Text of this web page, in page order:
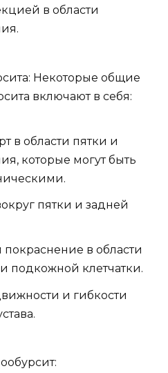
в области
Некоторые общие
включают в себя:
в области пятки и
которые могут быть
пятки и задней
покраснение в области
подкожной клетчатки.
и гибкости